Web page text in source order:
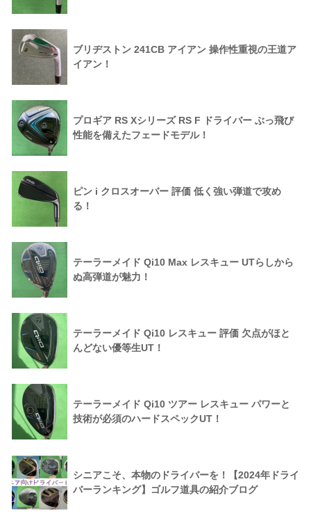
ブリヂストン 241CB アイアン 操作性重視の王道ア
イアン！
プロギア RS Xシリーズ RS F ドライバー ぶっ飛び
性能を備えたフェードモデル！
ピン i クロスオーバー 評価 低く強い弾道で攻め
る！
テーラーメイド Qi10 Max レスキュー UTらしから
ぬ高弾道が魅力！
テーラーメイド Qi10 レスキュー 評価 欠点がほと
んどない優等生UT！
テーラーメイド Qi10 ツアー レスキュー パワーと
技術が必須のハードスペックUT！
シニアこそ、本物のドライバーを！【2024年ドライ
バーランキング】ゴルフ道具の紹介ブログ